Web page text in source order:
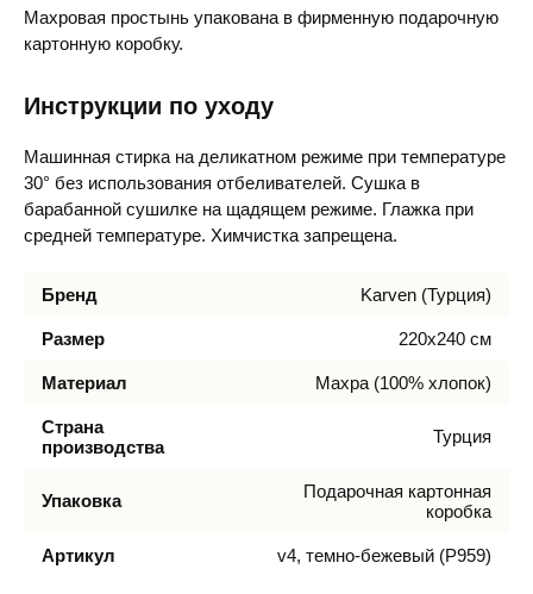
Махровая простынь упакована в фирменную подарочную
картонную коробку.
Инструкции по уходу
Машинная стирка на деликатном режиме при температуре
30° без использования отбеливателей. Сушка в
барабанной сушилке на щадящем режиме. Глажка при
средней температуре. Химчистка запрещена.
Бренд Karven (Турция)
Размер 220х240 см
Материал Махра (100% хлопок)
Страна
производства
Турция
Упаковка
Подарочная картонная
коробка
Артикул v4, темно-бежевый (P959)